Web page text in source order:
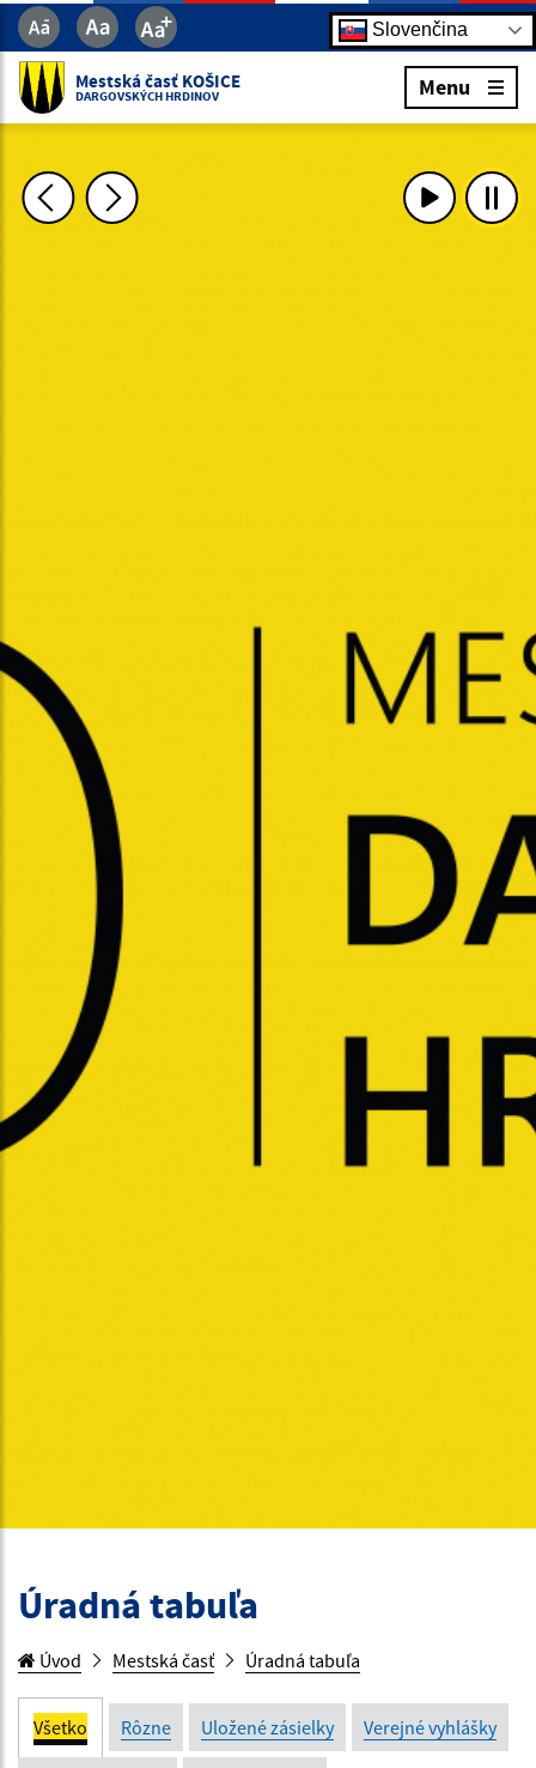
Slovenčina
Mestská časť KOŠICE
DARGOVSKÝCH HRDINOV Menu
Úradná tabuľa
Úvod Mestská časť Úradná tabuľa
Všetko Rôzne Uložené zásielky Verejné vyhlášky